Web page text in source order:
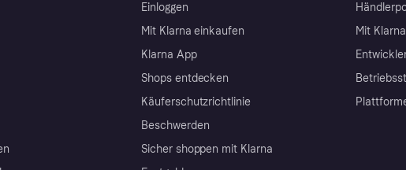
Einloggen
Mit Klarna einkaufen
Klarna App
Shops entdecken
Käuferschutzrichtlinie
Beschwerden
Sicher shoppen mit Klarna
Mit